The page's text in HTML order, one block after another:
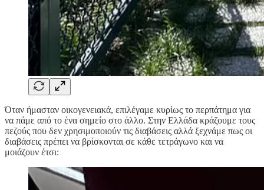
Όταν ήμασταν οικογενειακά, επιλέγαμε κυρίως το περπάτημα για
να πάμε από το ένα σημείο στο άλλο. Στην Ελλάδα κράζουμε τους
πεζούς που δεν χρησιμοποιούν τις διαβάσεις αλλά ξεχνάμε πως οι
διαβάσεις πρέπει να βρίσκονται σε κάθε τετράγωνο και να
μοιάζουν έτσι: